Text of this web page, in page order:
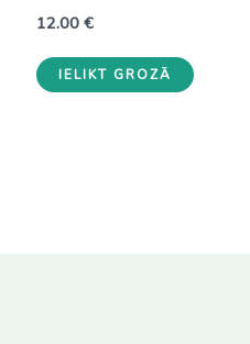
12.00 €
IELIKT GROZĀ